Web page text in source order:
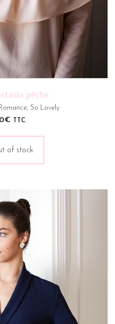
pêche
Romance, So Lovely
€ TTC
of stock